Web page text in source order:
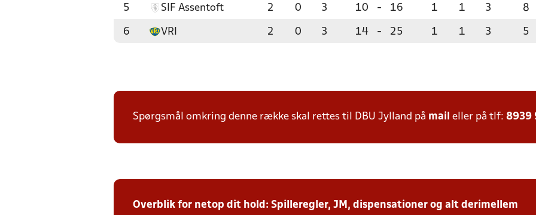
5 SIF Assentoft 2 0 3 10 - 16 1 1 3 8
6 VRI 2 0 3 14 - 25 1 1 3 5
Spørgsmål omkring denne række skal rettes til DBU Jylland på mail eller på tlf: 8939
Overblik for netop dit hold: Spilleregler, JM, dispensationer og alt derimellem